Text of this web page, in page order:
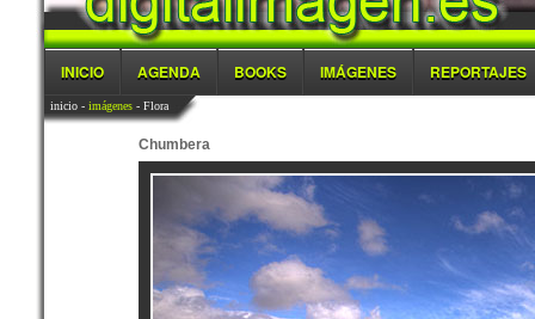
INICIO AGENDA BOOKS IMÁGENES REPORTAJES
inicio- imágenes- Flora
Chumbera